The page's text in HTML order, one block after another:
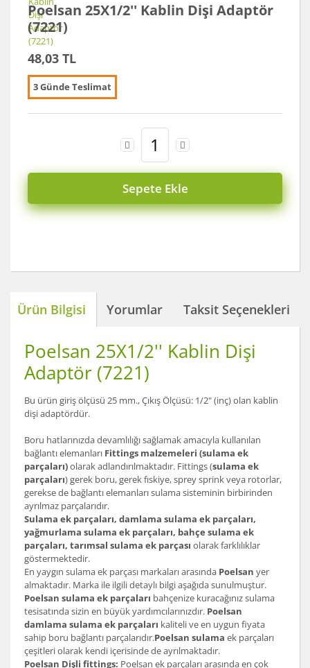
Poelsan 25X1/2'' Kablin Dişi Adaptör
(7221)
48,03 TL
3 Günde Teslimat
Sepete Ekle
Ürün Bilgisi Yorumlar Taksit Seçenekleri
Poelsan 25X1/2'' Kablin Dişi
Adaptör (7221)
Bu ürün giriş ölçüsü 25 mm., Çıkış Ölçüsü: 1/2" (inç) olan kablin
dişi adaptördür.
Boru hatlarınızda devamlılığı sağlamak amacıyla kullanılan
bağlantı elemanları Fittings malzemeleri (sulama ek
parçaları)olarak adlandırılmaktadır. Fittings (sulama ek
parçaları) gerek boru, gerek fıskiye, sprey sprink veya rotorlar,
gerekse de bağlantı elemanları sulama sisteminin birbirinden
ayrılmaz parçalarıdır.
Sulama ek parçaları, damlama sulama ek parçaları,
yağmurlama sulama ek parçaları, bahçe sulama ek
parçaları, tarımsal sulama ek parçası olarak farklılıklar
göstermektedir.
En yaygın sulama ek parçası markaları arasında Poelsan yer
almaktadır. Marka ile ilgili detaylı bilgi aşağıda sunulmuştur.
Poelsan sulama ek parçaları bahçenize kuracağınız sulama
tesisatında sizin en büyük yardımcılarınızdır. Poelsan
damlama sulama ek parçaları kaliteli ve en uygun fiyata
sahip boru bağlantı parçalarıdır.Poelsan sulama ek parçaları
çeşitleri olarak kendi içerisinde de ayrılmaktadır.
Poelsan Dişli fittings: Poelsan ek parçaları arasında en çok